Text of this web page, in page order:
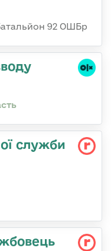
92 ОШБр
служби